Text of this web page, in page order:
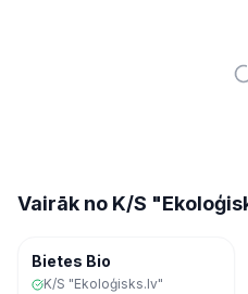
Vairāk no K/S
Bietes Bio
K/S "Ekoloģisks.lv"